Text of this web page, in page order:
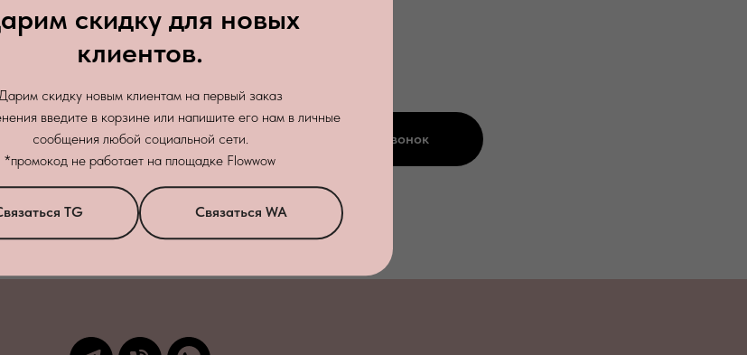
скидку для новых
клиентов.
Дарим скидку новым клиентам на первый заказ
введите в корзине или напишите его нам в личные
сообщения любой социальной сети.
*промокод не работает на площадке Flowwow
TG Связаться WA
данныхв соответствии сполитикой конфиденциальности
Заказать звонок